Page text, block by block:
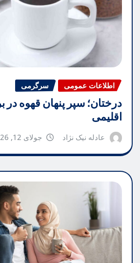
اطلاعات عمومی سرگرمی
درختان؛ سپر پنهان قهوه در
اقلیمی
عادله نیک نژاد جولای 12, 2026